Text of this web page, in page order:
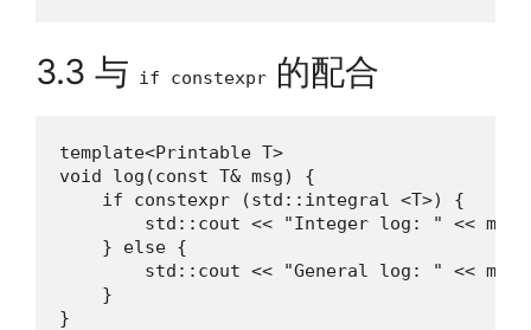
3.3 与 if constexpr 的配合
template<Printable T>
void log(const T& msg) {
    if constexpr (std::integral <T>) {
std::cout << "Integer log: " << msg
    } else {
std::cout << "General log: " << msg
    }
}